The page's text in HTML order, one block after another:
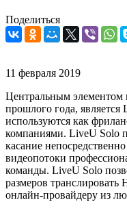
Поделиться
11 февраля 2019
Центральным элементом
прошлого года,
используются как
компаниями. LiveU Solo
касание
видеопотоки
команды. LiveU Solo
размеров транслировать
онлайн-провайдеру из